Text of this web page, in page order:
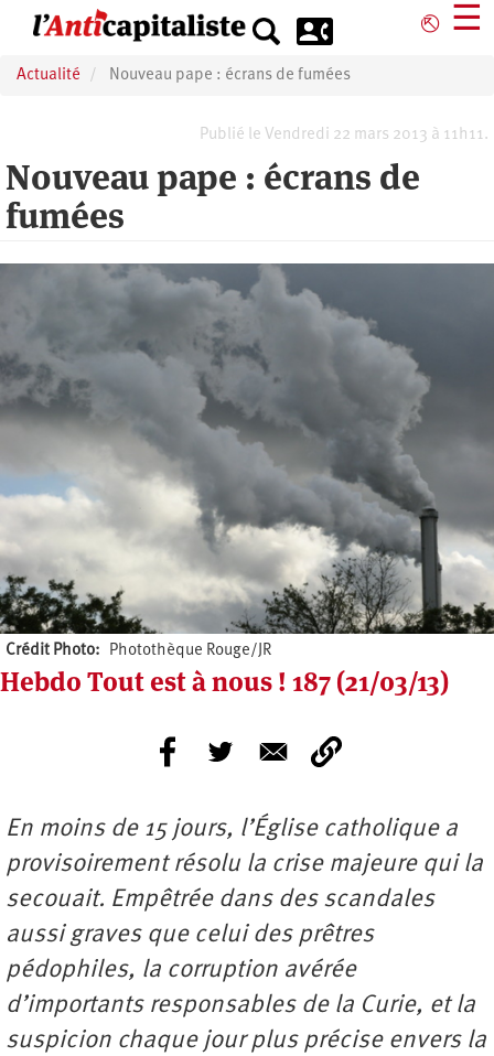
principal
⎋ ☰
Actualité Nouveau pape : écrans de fumées
Publié le Vendredi 22 mars 2013 à 11h11.
Nouveau pape : écrans de
fumées
Crédit Photo Photothèque Rouge/JR
Hebdo Tout est à nous ! 187 (21/03/13)
En moins de 15 jours, l’Église catholique a
provisoirement résolu la crise majeure qui la
secouait. Empêtrée dans des scandales
aussi graves que celui des prêtres
pédophiles, la corruption avérée
d’importants responsables de la Curie, et la
suspicion chaque jour plus précise envers la